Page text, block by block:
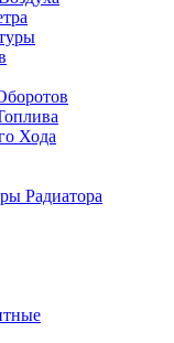
Хода
Радиатора